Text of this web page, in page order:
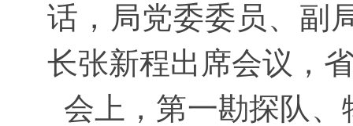
话，局党委委员、副
长张新程出席会议，
会上，第一勘探队